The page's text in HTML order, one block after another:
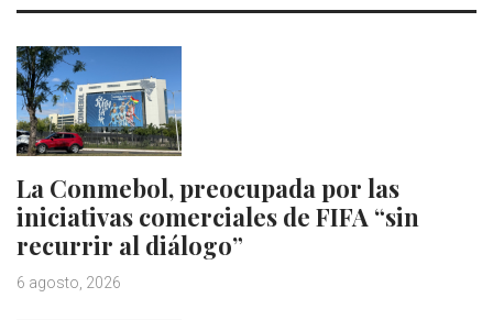
La Conmebol, preocupada por las
iniciativas comerciales de FIFA “sin
recurrir al diálogo”
6 agosto, 2026